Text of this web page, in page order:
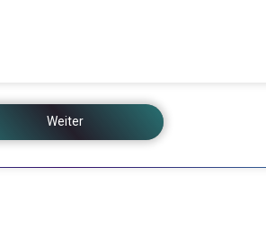
Weiter